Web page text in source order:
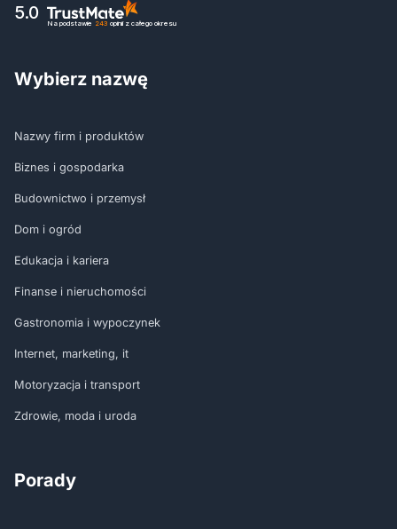
5.0
Na podstawie 243 opinii z całego okresu
Wybierz nazwę
Nazwy firm i produktów
Biznes i gospodarka
Budownictwo i przemysł
Dom i ogród
Edukacja i kariera
Finanse i nieruchomości
Gastronomia i wypoczynek
Internet, marketing, it
Motoryzacja i transport
Zdrowie, moda i uroda
Porady